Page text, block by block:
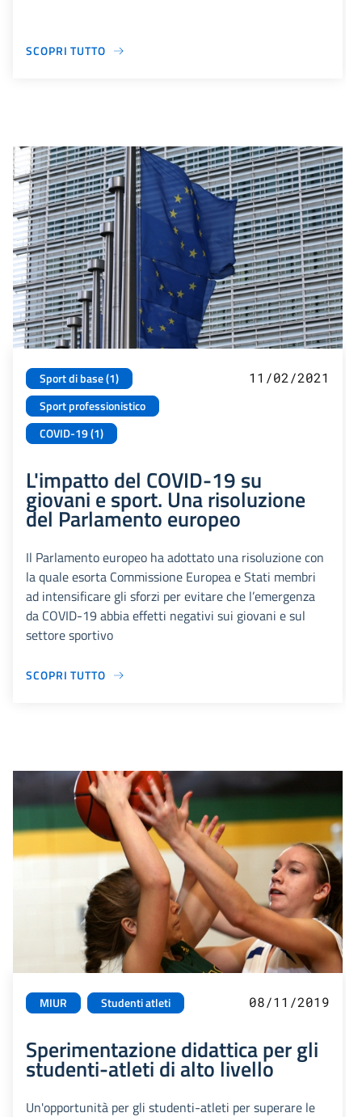
SCOPRI TUTTO
Sport di base (1)
Sport professionistico
COVID-19 (1)
11/02/2021
L'impatto del COVID-19 su
giovani e sport. Una risoluzione
del Parlamento europeo
Il Parlamento europeo ha adottato una risoluzione con
la quale esorta Commissione Europea e Stati membri
ad intensificare gli sforzi per evitare che l’emergenza
da COVID-19 abbia effetti negativi sui giovani e sul
settore sportivo
SCOPRI TUTTO
MIUR Studenti atleti 08/11/2019
Sperimentazione didattica per gli
studenti-atleti di alto livello
Un'opportunità per gli studenti-atleti per superare le